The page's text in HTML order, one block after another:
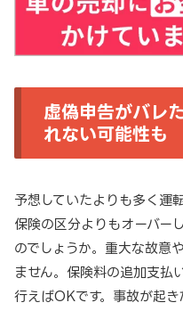
虚偽申告がバレ
れない可能性も
予想していたよりも多く運
保険の区分よりもオーバー
のでしょうか。重大な故意
ません。保険料の追加支払
行えばOKです。事故が起き